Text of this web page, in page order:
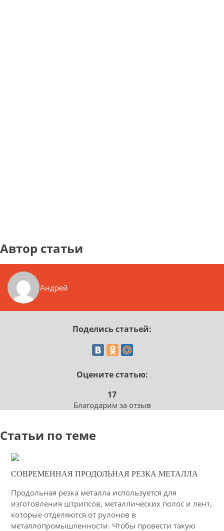
Автор статьи
Андрей
Поделись статьей:
Оцените статью:
17
Благодарим за отзыв
Статьи по теме
4339
СОВРЕМЕННАЯ ПРОДОЛЬНАЯ РЕЗКА МЕТАЛЛА
Продольная резка металла используется для
изготовления штрипсов, металлических полос и лент,
которые отделяются от рулонов в
металлопромышленности. Чтобы провести такую